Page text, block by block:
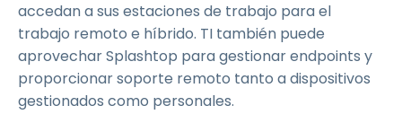
accedan a sus estaciones de trabajo para el
trabajo remoto e híbrido. TI también puede
aprovechar Splashtop para gestionar endpoints y
proporcionar soporte remoto tanto a dispositivos
gestionados como personales.